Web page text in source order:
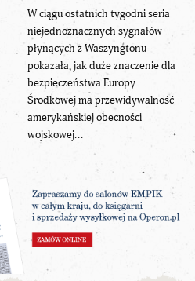
W ciągu ostatnich tygodni seria
niejednoznacznych sygnałów
płynących z Waszyngtonu
pokazała, jak duże znaczenie dla
bezpieczeństwa Europy
Środkowej ma przewidywalność
amerykańskiej obecności
wojskowej...